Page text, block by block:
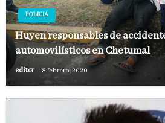
POLICIA
Huyen responsables de
automovilísticos en Chetumal
editor 8 febrero, 2020